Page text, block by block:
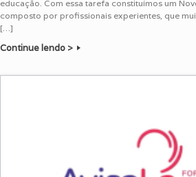
educação. Com essa tarefa constituímos um
composto por profissionais experientes, que
[…]
Continue lendo >